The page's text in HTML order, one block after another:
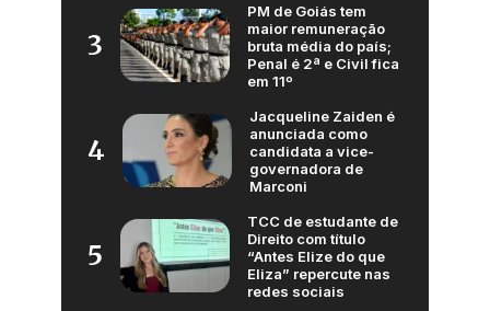
3
PM de Goiás tem
maior remuneração
bruta média do país;
Penal é 2ª e Civil fica
em 11º
4
Jacqueline Zaiden é
anunciada como
candidata a vice-
governadora de
Marconi
5
TCC de estudante de
Direito com título
“Antes Elize do que
Eliza” repercute nas
redes sociais